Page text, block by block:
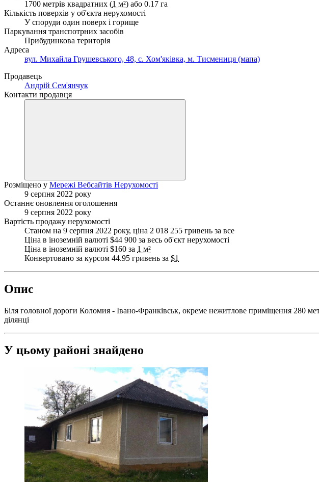
1700 метрів квадратних (1 м²) або 0.17 га
Кількість поверхів у об'єкта нерухомості
У споруди один поверх і горище
Паркування транспотрних засобів
Прибудинкова територія
Адреса
вул. Михайла Грушевського, 48, с. Хом'яківка, м. Тисмениця (мапа)
Продавець
Андрій Сем'янчук
Контакти продавця
Розміщено у Мережі Вебсайтів Нерухомості
9 серпня 2022 року
Останнє оновлення оголошення
9 серпня 2022 року
Вартість продажу нерухомості
Станом на 9 серпня 2022 року, ціна 2 018 255 гривень за все
Ціна в іноземній валюті $44 900 за весь об'єкт нерухомості
Ціна в іноземній валюті $160 за 1 м²
Конвертовано за курсом 44.95 гривень за $1
Опис
Біля головної дороги Коломия - Івано-Франківськ, окреме нежитлове приміщення 280
ділянці
У цьому районі знайдено